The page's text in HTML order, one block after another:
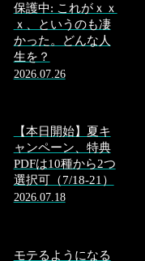
保護中: これがｘｘ
ｘ、というのも凄
かった。どんな人
生を？
2026.07.26
【本日開始】夏キ
ャンペーン、特典
PDFは10種から2つ
選択可（7/18-21）
2026.07.18
モテるようになる